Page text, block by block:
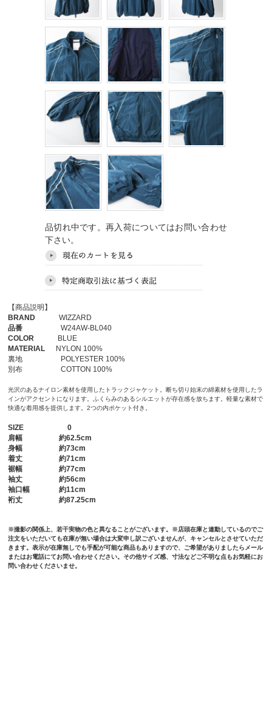
品切れ中です。再入荷についてはお問い合わせ
下さい。
【商品説明】
BRAND WIZZARD
品番 W24AW-BL040
COLOR BLUE
MATERIAL NYLON 100%
裏地 POLYESTER 100%
別布 COTTON 100%
光沢のあるナイロン素材を使用したトラックジャケット。断ち切り始末の綿素材を使用したラ
インがアクセントになります。ふくらみのあるシルエットが存在感を放ちます。軽量な素材で
快適な着用感を提供します。2つの内ポケット付き。
SIZE
0
肩幅 約62.5cm
身幅 約73cm
着丈 約71cm
裾幅 約77cm
袖丈 約56cm
袖口幅 約11cm
裄丈 約87.25cm
※撮影の関係上、若干実物の色と異なることがございます。※店頭在庫と連動しているのでご
注文をいただいても在庫が無い場合は大変申し訳ございませんが、キャンセルとさせていただ
きます。表示が在庫無しでも手配が可能な商品もありますので、ご希望がありましたらメール
またはお電話にてお問い合わせください。その他サイズ感、寸法などご不明な点もお気軽にお
問い合わせくださいませ。